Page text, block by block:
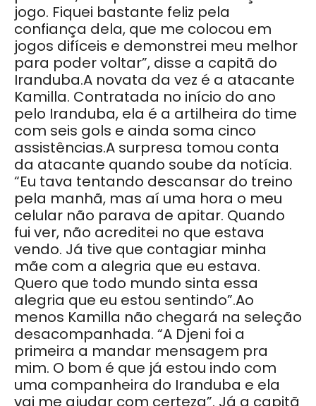
jogo. Fiquei bastante feliz pela
confiança dela, que me colocou em
jogos difíceis e demonstrei meu melhor
para poder voltar”, disse a capitã do
Iranduba.A novata da vez é a atacante
Kamilla. Contratada no início do ano
pelo Iranduba, ela é a artilheira do time
com seis gols e ainda soma cinco
assistências.A surpresa tomou conta
da atacante quando soube da notícia.
“Eu tava tentando descansar do treino
pela manhã, mas aí uma hora o meu
celular não parava de apitar. Quando
fui ver, não acreditei no que estava
vendo. Já tive que contagiar minha
mãe com a alegria que eu estava.
Quero que todo mundo sinta essa
alegria que eu estou sentindo”.Ao
menos Kamilla não chegará na seleção
desacompanhada. “A Djeni foi a
primeira a mandar mensagem pra
mim. O bom é que já estou indo com
uma companheira do Iranduba e ela
vai me ajudar com certeza”. Já a capitã